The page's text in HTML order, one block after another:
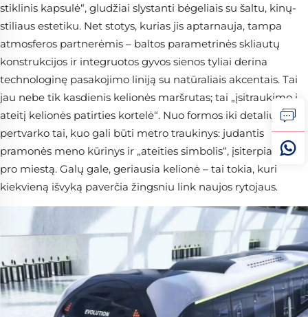
stiklinis kapsulė“, gludžiai slystanti bėgeliais su šaltu, kinų-
stiliaus estetiku. Net stotys, kurias jis aptarnauja, tampa
atmosferos partnerėmis – baltos parametrinės skliautų
konstrukcijos ir integruotos gyvos sienos tyliai derina
technologinę pasakojimo liniją su natūraliais akcentais. Tai
jau nebe tik kasdienis kelionės maršrutas; tai „įsitraukimo į
ateitį kelionės patirties kortelė“. Nuo formos iki detalių, tai
pertvarko tai, kuo gali būti metro traukinys: judantis
pramonės meno kūrinys ir „ateities simbolis“, įsiterpiantis
pro miestą. Galų gale, geriausia kelionė – tai tokia, kuri
kiekvieną išvyką paverčia žingsniu link naujos rytojaus.